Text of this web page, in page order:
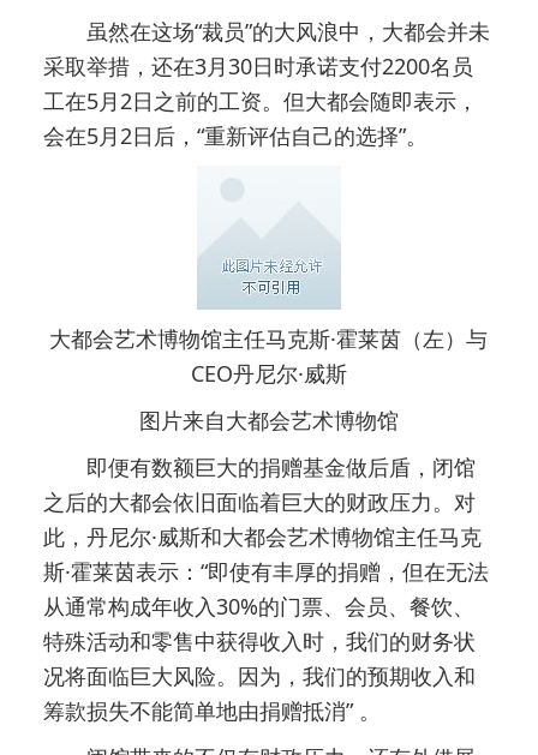
虽然在这场“裁员”的大风浪中，大都会并未
采取举措，还在3月30日时承诺支付2200名员
工在5月2日之前的工资。但大都会随即表示，
会在5月2日后，“重新评估自己的选择”。
大都会艺术博物馆主任马克斯·霍莱茵（左）与
CEO丹尼尔·威斯
图片来自大都会艺术博物馆
即便有数额巨大的捐赠基金做后盾，闭馆
之后的大都会依旧面临着巨大的财政压力。对
此，丹尼尔·威斯和大都会艺术博物馆主任马克
斯·霍莱茵表示：“即使有丰厚的捐赠，但在无法
从通常构成年收入30%的门票、会员、餐饮、
特殊活动和零售中获得收入时，我们的财务状
况将面临巨大风险。因为，我们的预期收入和
筹款损失不能简单地由捐赠抵消” 。